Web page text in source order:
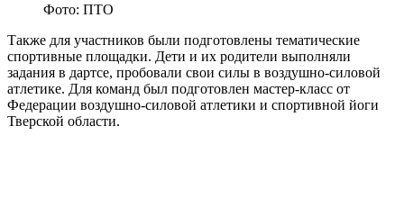
Фото: ПТО
Также для участников были подготовлены тематические
спортивные площадки. Дети и их родители выполняли
задания в дартсе, пробовали свои силы в воздушно-силовой
атлетике. Для команд был подготовлен мастер-класс от
Федерации воздушно-силовой атлетики и спортивной йоги
Тверской области.